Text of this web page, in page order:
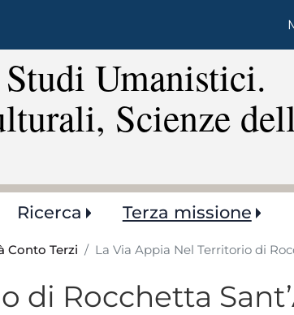
contenuto
principale
Umanistici.
Scienze
Ricerca Terza missione
Conto Terzi La Via Appia Nel Territorio di
di Rocchetta